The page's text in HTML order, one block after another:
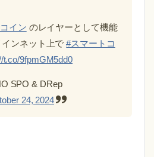
イン のレイヤーとして機能
インネット上で#スマートコ
t.co/9fpmGM5dd0
SPO & DRep
24, 2024